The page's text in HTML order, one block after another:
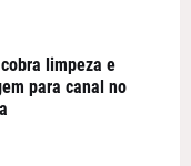
limpeza e
para canal no